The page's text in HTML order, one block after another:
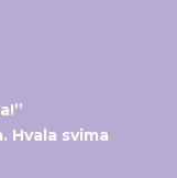
Hvala svima